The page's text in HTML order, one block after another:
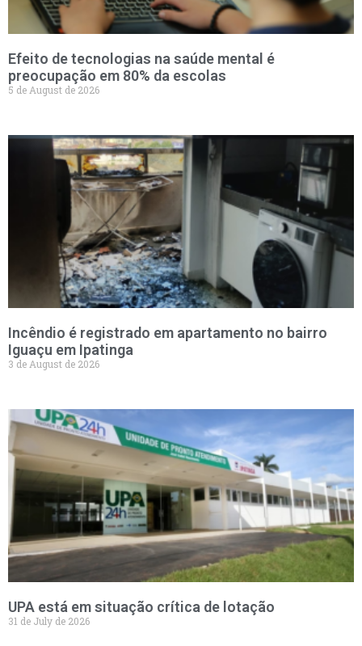
Efeito de tecnologias na saúde mental é
preocupação em 80% da escolas
5 de August de 2026
Incêndio é registrado em apartamento no bairro
Iguaçu em Ipatinga
3 de August de 2026
UPA está em situação crítica de lotação
31 de July de 2026